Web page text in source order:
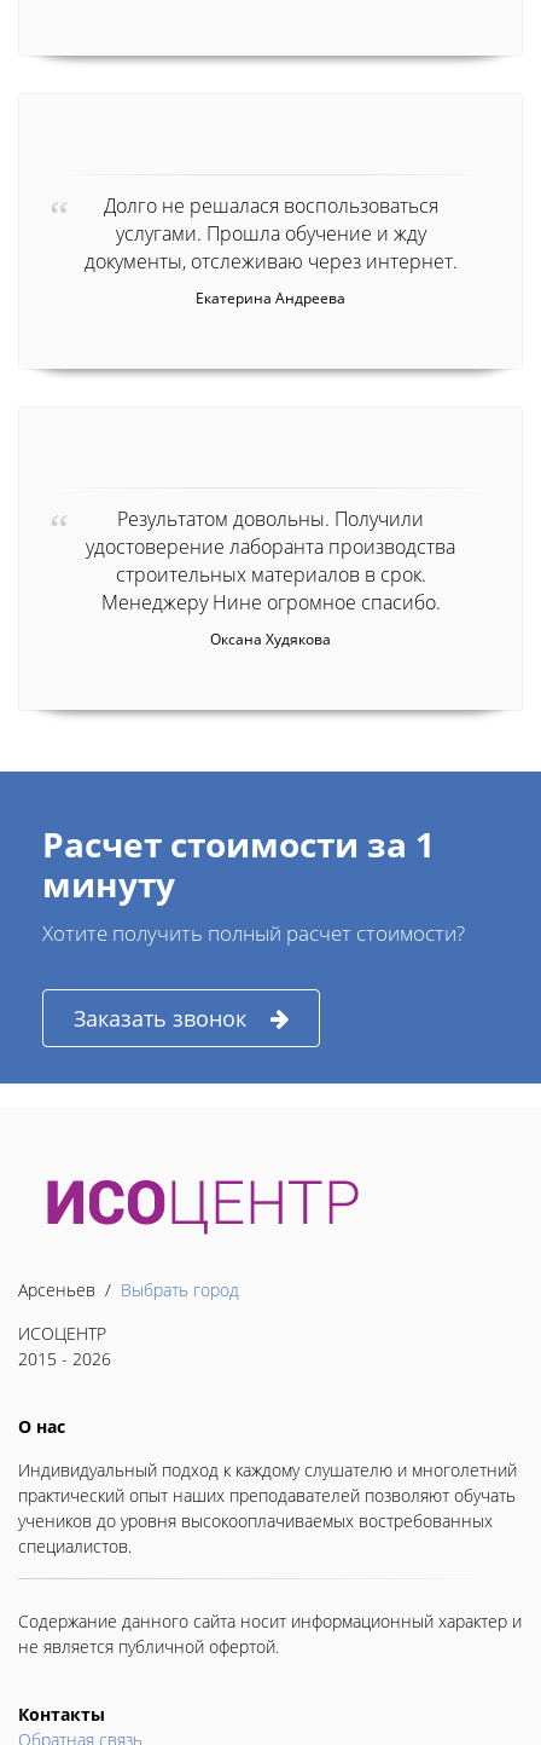
Долго не решалася воспользоваться
услугами. Прошла обучение и жду
документы, отслеживаю через интернет.
Екатерина Андреева
Результатом довольны. Получили
удостоверение лаборанта производства
строительных материалов в срок.
Менеджеру Нине огромное спасибо.
Оксана Худякова
Расчет стоимости за 1
минуту
Хотите получить полный расчет стоимости?
Заказать звонок
Арсеньев / Выбрать город
ИСОЦЕНТР
2015 - 2026
О нас
Индивидуальный подход к каждому слушателю и многолетний
практический опыт наших преподавателей позволяют обучать
учеников до уровня высокооплачиваемых востребованных
специалистов.
Содержание данного сайта носит информационный характер и
не является публичной офертой.
Контакты
Обратная связь